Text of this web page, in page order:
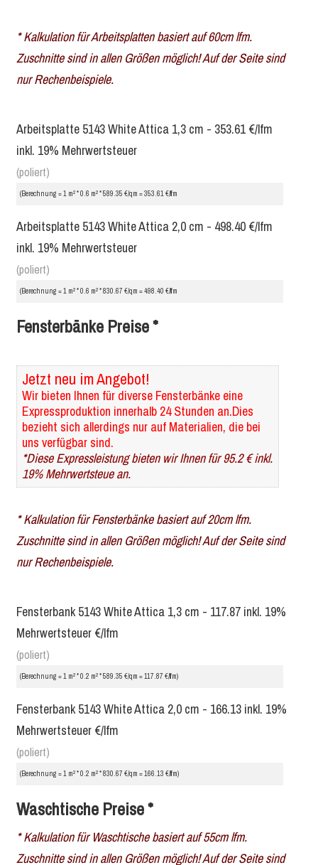
* Kalkulation für Arbeitsplatten basiert auf 60cm lfm.
Zuschnitte sind in allen Größen möglich! Auf der Seite sind
nur Rechenbeispiele.
Arbeitsplatte 5143 White Attica 1,3 cm - 353.61 €/lfm
inkl. 19% Mehrwertsteuer
(poliert)
(Berechnung = 1 m2* 0.6 m2* 589.35 €/qm = 353.61 €/lfm
Arbeitsplatte 5143 White Attica 2,0 cm - 498.40 €/lfm
inkl. 19% Mehrwertsteuer
(poliert)
(Berechnung = 1 m2* 0.6 m2* 830.67 €/qm = 498.40 €/lfm
Fensterbänke Preise *
Jetzt neu im Angebot!
Wir bieten Ihnen für diverse Fensterbänke eine
Expressproduktion innerhalb 24 Stunden an.Dies
bezieht sich allerdings nur auf Materialien, die bei
uns verfügbar sind.
*Diese Expressleistung bieten wir Ihnen für 95.2 € inkl.
19% Mehrwertsteue an.
* Kalkulation für Fensterbänke basiert auf 20cm lfm.
Zuschnitte sind in allen Größen möglich! Auf der Seite sind
nur Rechenbeispiele.
Fensterbank 5143 White Attica 1,3 cm - 117.87 inkl. 19%
Mehrwertsteuer €/lfm
(poliert)
(Berechnung = 1 m2* 0.2 m2* 589.35 €/qm = 117.87 €/lfm)
Fensterbank 5143 White Attica 2,0 cm - 166.13 inkl. 19%
Mehrwertsteuer €/lfm
(poliert)
(Berechnung = 1 m2* 0.2 m2* 830.67 €/qm = 166.13 €/lfm)
Waschtische Preise *
* Kalkulation für Waschtische basiert auf 55cm lfm.
Zuschnitte sind in allen Größen möglich! Auf der Seite sind